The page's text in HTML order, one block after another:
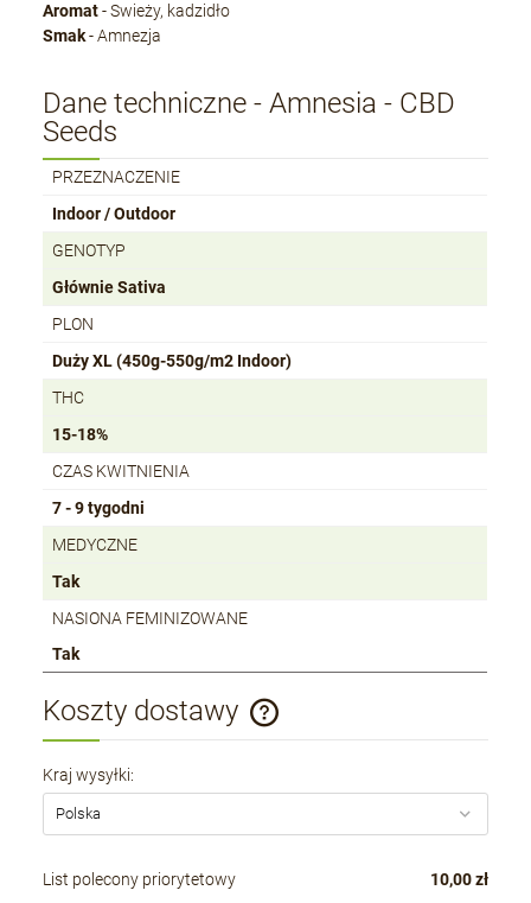
Aromat- Swieży, kadzidło
Smak- Amnezja
Dane techniczne - Amnesia - CBD
Seeds
PRZEZNACZENIE
Indoor / Outdoor
GENOTYP
Głównie Sativa
PLON
Duży XL (450g-550g/m2 Indoor)
THC
15-18%
CZAS KWITNIENIA
7 - 9 tygodni
MEDYCZNE
Tak
NASIONA FEMINIZOWANE
Tak
Koszty dostawy
Cena nie zawiera ewentualnych kosztów płatności
Kraj wysyłki:
List polecony priorytetowy 10,00 zł